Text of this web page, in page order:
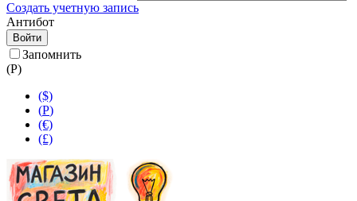
Создать учетную запись
Антибот
Войти
Запомнить
(Р)
($)
(Р)
(€)
(£)